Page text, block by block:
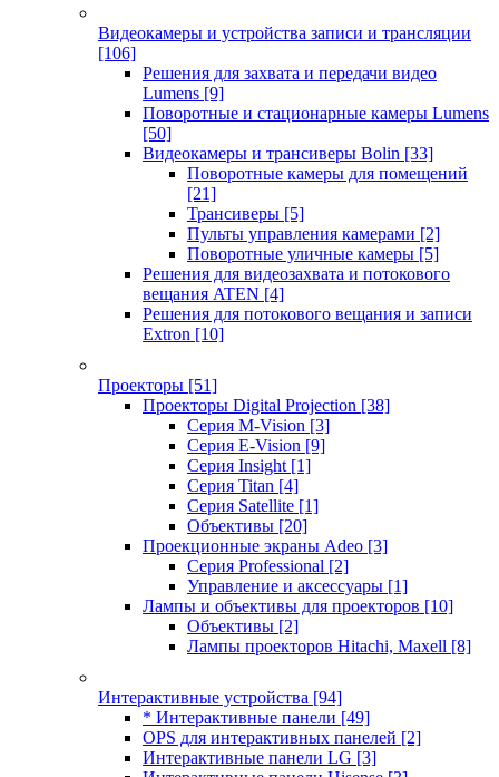
Видеокамеры и устройства записи и трансляции
[106]
Решения для захвата и передачи видео
Lumens [9]
Поворотные и стационарные камеры Lumens
[50]
Видеокамеры и трансиверы Bolin [33]
Поворотные камеры для помещений
[21]
Трансиверы [5]
Пульты управления камерами [2]
Поворотные уличные камеры [5]
Решения для видеозахвата и потокового
вещания ATEN [4]
Решения для потокового вещания и записи
Extron [10]
Проекторы [51]
Проекторы Digital Projection [38]
Серия M-Vision [3]
Серия E-Vision [9]
Серия Insight [1]
Серия Titan [4]
Серия Satellite [1]
Объективы [20]
Проекционные экраны Adeo [3]
Серия Professional [2]
Управление и аксессуары [1]
Лампы и объективы для проекторов [10]
Объективы [2]
Лампы проекторов Hitachi, Maxell [8]
Интерактивные устройства [94]
* Интерактивные панели [49]
OPS для интерактивных панелей [2]
Интерактивные панели LG [3]